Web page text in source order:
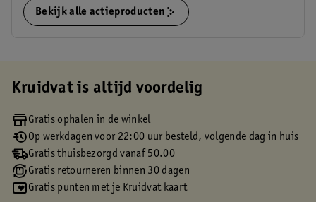
Bekijk alle actieproducten
Kruidvat is altijd voordelig
Gratis ophalen in de winkel
Op werkdagen voor 22:00 uur besteld, volgende dag in huis
Gratis thuisbezorgd vanaf 50.00
Gratis retourneren binnen 30 dagen
Gratis punten met je Kruidvat kaart